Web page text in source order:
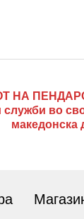
НА
во
македонска